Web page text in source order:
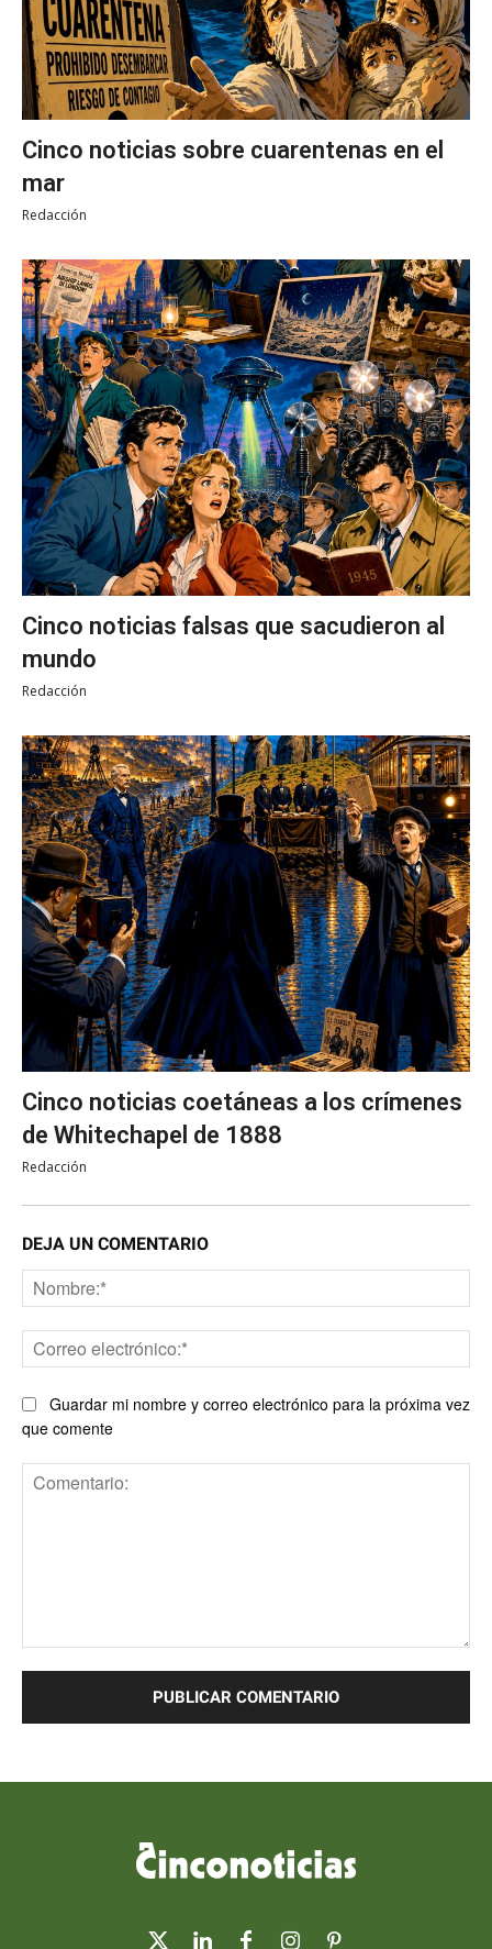
Cinco noticias sobre cuarentenas en el
mar
Redacción
Cinco noticias falsas que sacudieron al
mundo
Redacción
Cinco noticias coetáneas a los crímenes
de Whitechapel de 1888
Redacción
DEJA UN COMENTARIO
Guardar mi nombre y correo electrónico para la próxima vez
que comente